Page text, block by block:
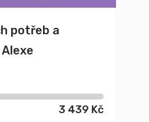
potřeb a
3 439 Kč